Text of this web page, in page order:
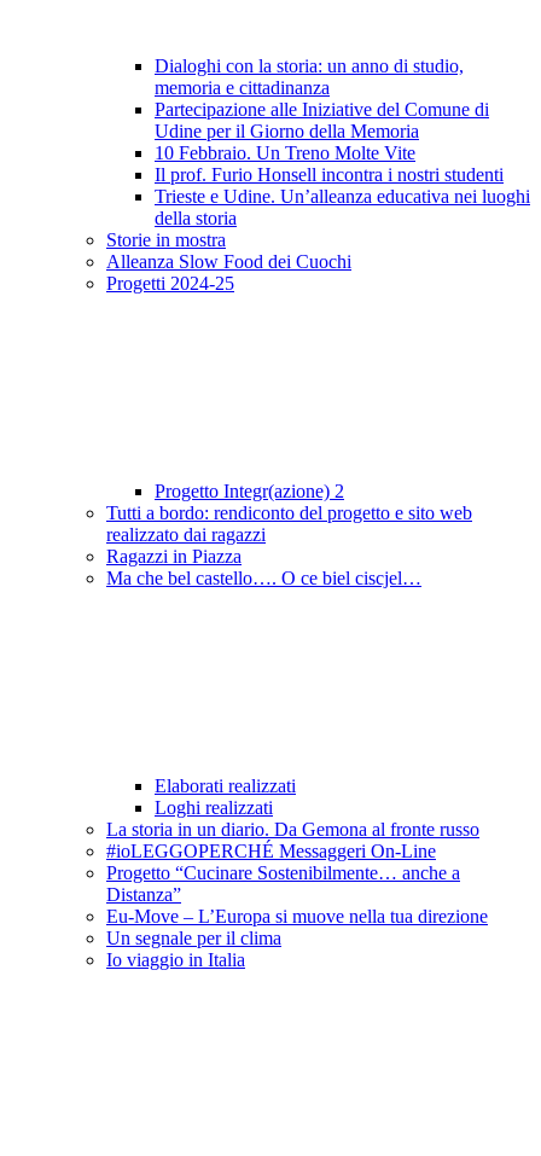
Dialoghi con la storia: un anno di studio,
memoria e cittadinanza
Partecipazione alle Iniziative del Comune di
Udine per il Giorno della Memoria
10 Febbraio. Un Treno Molte Vite
Il prof. Furio Honsell incontra i nostri studenti
Trieste e Udine. Un’alleanza educativa nei luoghi
della storia
Storie in mostra
Alleanza Slow Food dei Cuochi
Progetti 2024-25
Progetto Integr(azione) 2
Tutti a bordo: rendiconto del progetto e sito web
realizzato dai ragazzi
Ragazzi in Piazza
Ma che bel castello…. O ce biel ciscjel…
Elaborati realizzati
Loghi realizzati
La storia in un diario. Da Gemona al fronte russo
#ioLEGGOPERCHÉ Messaggeri On-Line
Progetto “Cucinare Sostenibilmente… anche a
Distanza”
Eu-Move – L’Europa si muove nella tua direzione
Un segnale per il clima
Io viaggio in Italia